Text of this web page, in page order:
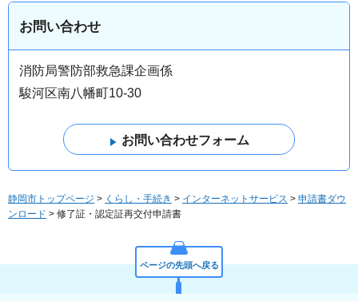
お問い合わせ
消防局警防部救急課企画係
駿河区南八幡町10-30
静岡市トップページ > くらし・手続き > インターネットサービス > 申請書ダウ
ンロード > 修了証・認定証再交付申請書
ページの先頭へ戻る